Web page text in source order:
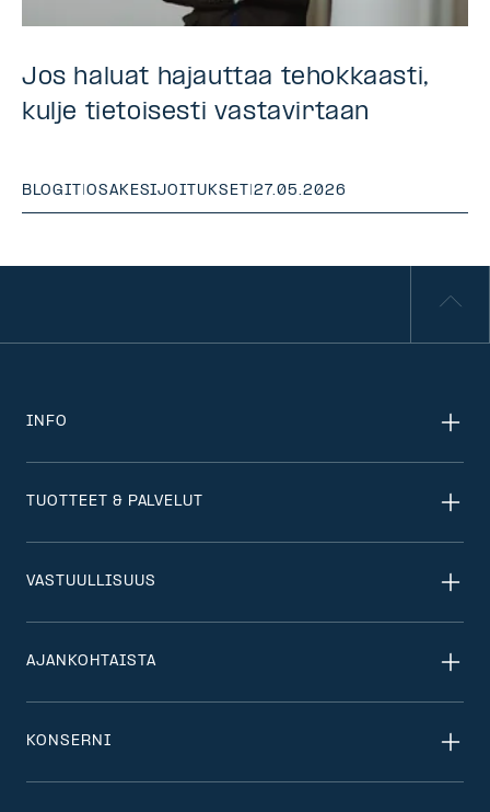
Jos haluat hajauttaa tehokkaasti,
kulje tietoisesti vastavirtaan
BLOGIT OSAKESIJOITUKSET |27.05.2026
INFO
TUOTTEET & PALVELUT
VASTUULLISUUS
AJANKOHTAISTA
KONSERNI